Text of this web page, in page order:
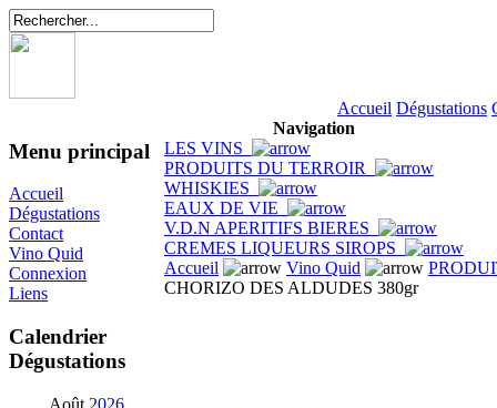
Accueil Dégustations
Menu principal
Accueil
Dégustations
Contact
Vino Quid
Connexion
Liens
Calendrier
Dégustations
Août 2026
Navigation
LES VINS
PRODUITS DU TERROIR
WHISKIES
EAUX DE VIE
V.D.N APERITIFS BIERES
CREMES LIQUEURS SIROPS
Accueil
Vino Quid
CHORIZO DES ALDUDES 380gr